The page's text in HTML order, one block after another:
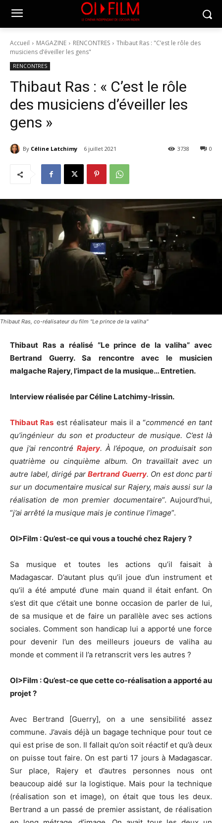
Accueil MAGAZINE RENCONTRES
Thibaut Ras : "C’est le rôle des
musiciens d’éveiller les gens"
RENCONTRES
Thibaut Ras : « C’est le rôle
des musiciens d’éveiller les
gens »
By Céline Latchimy 6 juillet 2021 0
3738
Thibaut Ras, co-réalisateur du film "Le prince de la valiha"
Thibaut Ras a réalisé “Le prince de la valiha” avec
Bertrand Guerry. Sa rencontre avec le musicien
malgache Rajery, l’impact de la musique… Entretien.
Interview réalisée par Céline Latchimy-Irissin.
Thibaut Ras est réalisateur mais il a “commencé en tant
qu’ingénieur du son et producteur de musique. C’est là
que j’ai rencontré Rajery. À l’époque, on produisait son
quatrième ou cinquième album. On travaillait avec un
autre label, dirigé parBertrand Guerry. On est donc parti
sur un documentaire musical sur Rajery, mais aussi sur la
réalisation de mon premier documentaire”. Aujourd’hui,
“j’ai arrêté la musique mais je continue l’image”.
OI>Film : Qu’est-ce qui vous a touché chez Rajery ?
Sa musique et toutes les actions qu’il faisait à
Madagascar. D’autant plus qu’il joue d’un instrument et
qu’il a été amputé d’une main quand il était enfant. On
s’est dit que c’était une bonne occasion de parler de lui,
de sa musique et de faire un parallèle avec ses actions
sociales. Comment son handicap lui a apporté une force
pour devenir l’un des meilleurs joueurs de valiha au
monde et comment il l’a retranscrit vers les autres ?
OI>Film : Qu’est-ce que cette co-réalisation a apporté au
projet ?
Avec Bertrand [Guerry], on a une sensibilité assez
commune. J’avais déjà un bagage technique pour tout ce
qui est prise de son. Il fallait qu’on soit réactif et qu’à deux
on puisse tout faire. On est parti 17 jours à Madagascar.
Sur place, Rajery et d’autres personnes nous ont
beaucoup aidé sur la logistique. Mais pour la technique
(réalisation son et image), on était que tous les deux.
Bertrand a un passé de premier assistant, de réalisation